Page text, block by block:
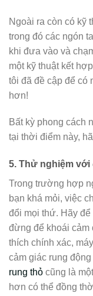
Ngoài ra còn có kỹ
trong đó các ngón
khi đưa vào và
một kỹ thuật kết
tôi đã đề cập để có
hơn!
Bất kỳ phong cách
tại thời điểm này,
5. Thử nghiệm với
Trong trường hợp
bạn khá mỏi, việc
đổi mọi thứ. Hãy
đừng để khoái
thích chính xác,
cảm giác rung
rung thỏ cũng là
hơn có thể đồng